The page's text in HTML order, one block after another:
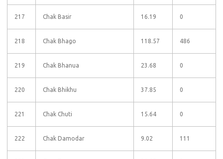
217 Chak Basir 16.19 0
218 Chak Bhago 118.57 486
219 Chak Bhanua 23.68 0
220 Chak Bhikhu 37.85 0
221 Chak Chuti 15.64 0
222 Chak Damodar 9.02 111